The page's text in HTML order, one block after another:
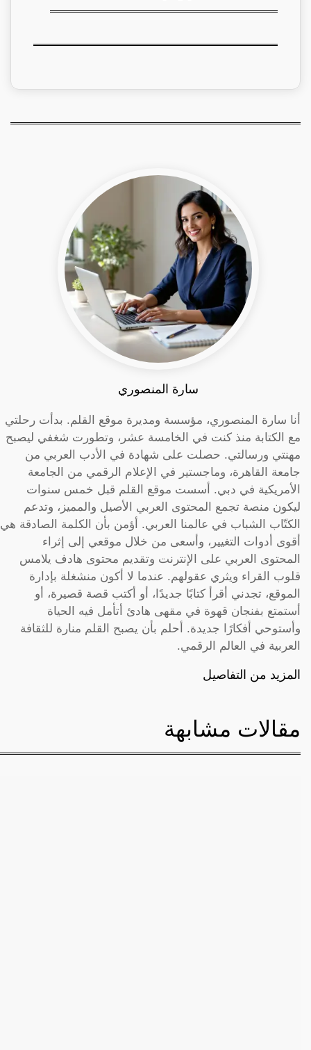
سارة المنصوري
أنا سارة المنصوري، مؤسسة ومديرة موقع القلم. بدأت رحلتي
مع الكتابة منذ كنت في الخامسة عشر، وتطورت شغفي ليصبح
مهنتي ورسالتي. حصلت على شهادة في الأدب العربي من
جامعة القاهرة، وماجستير في الإعلام الرقمي من الجامعة
الأمريكية في دبي. أسست موقع القلم قبل خمس سنوات
ليكون منصة تجمع المحتوى العربي الأصيل والمميز، وتدعم
الكتّاب الشباب في عالمنا العربي. أؤمن بأن الكلمة الصادقة هي
أقوى أدوات التغيير، وأسعى من خلال موقعي إلى إثراء
المحتوى العربي على الإنترنت وتقديم محتوى هادف يلامس
قلوب القراء ويثري عقولهم. عندما لا أكون منشغلة بإدارة
الموقع، تجدني أقرأ كتابًا جديدًا، أو أكتب قصة قصيرة، أو
أستمتع بفنجان قهوة في مقهى هادئ أتأمل فيه الحياة
وأستوحي أفكارًا جديدة. أحلم بأن يصبح القلم منارة للثقافة
العربية في العالم الرقمي.
المزيد من التفاصيل
مقالات مشابهة